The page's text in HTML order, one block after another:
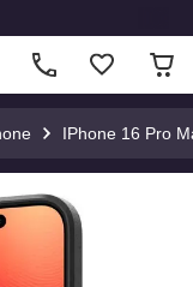
IPhone 16 Pro